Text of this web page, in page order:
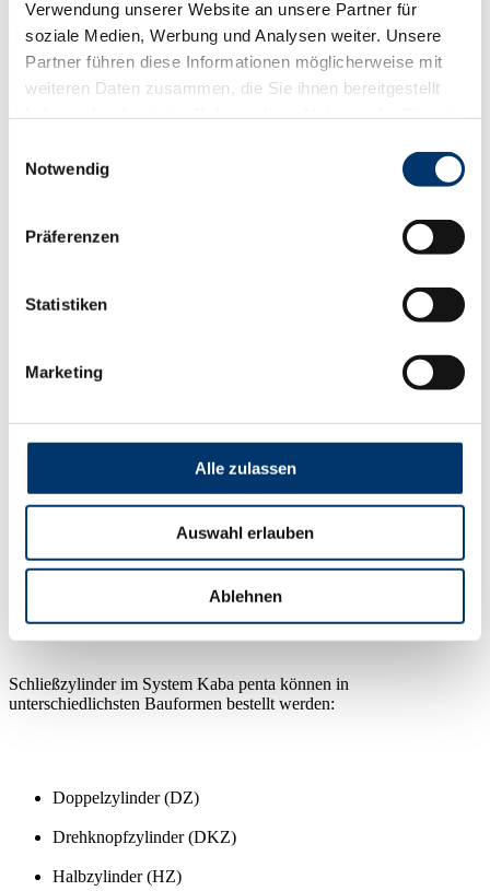
Verwendung unserer Website an unsere Partner für
soziale Medien, Werbung und Analysen weiter. Unsere
Partner führen diese Informationen möglicherweise mit
weiteren Daten zusammen, die Sie ihnen bereitgestellt
Notwendig
Präferenzen
Statistiken
Marketing
Alle zulassen
Auswahl erlauben
Ablehnen
DIN 18252-82 | VdS Klasse B und BZ |Kitemark
Messing poliert (MP)
Schließzylinder im System Kaba penta können in
unterschiedlichsten Bauformen bestellt werden:
Doppelzylinder (DZ)
Drehknopfzylinder (DKZ)
Halbzylinder (HZ)